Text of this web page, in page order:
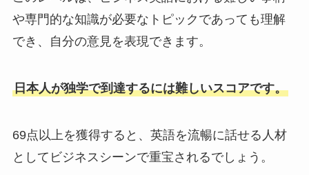
や専門的な知識が必要なトピックであっても理解
でき、自分の意見を表現できます。
日本人が独学で到達するには難しいスコアです。
69点以上を獲得すると、英語を流暢に話せる人材
としてビジネスシーンで重宝されるでしょう。